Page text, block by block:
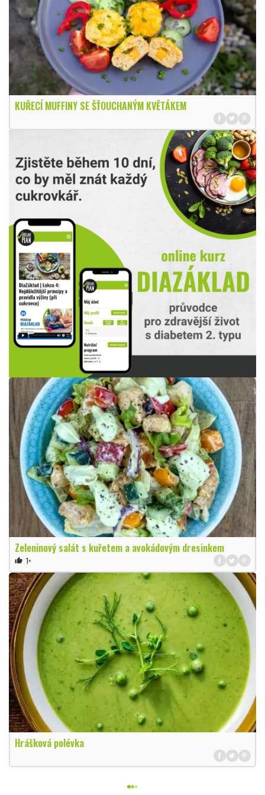
KUŘECÍ MUFFINY SE ŠŤOUCHANÝM KVĚTÁKEM
Zeleninový salát s kuřetem a avokádovým dresinkem
thumb_up 1×
Hrášková polévka